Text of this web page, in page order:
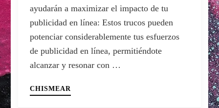
ayudarán a maximizar el impacto de tu
publicidad en línea: Estos trucos pueden
potenciar considerablemente tus esfuerzos
de publicidad en línea, permitiéndote
alcanzar y resonar con …
CHISMEAR